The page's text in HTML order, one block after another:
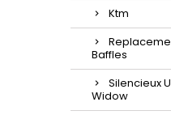
Ktm
Baffles
Silencieux
Widow